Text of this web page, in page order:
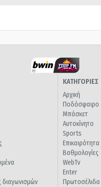
διαγωνισμών
ΚΑΤΗΓΟΡΙΕΣ
Αρχική
Ποδόσφαιρο
Μπάσκετ
Αυτοκίνητο
Sports
Επικαιρότητα
Βαθμολογίες
WebTv
Enter
Πρωτοσέλιδα